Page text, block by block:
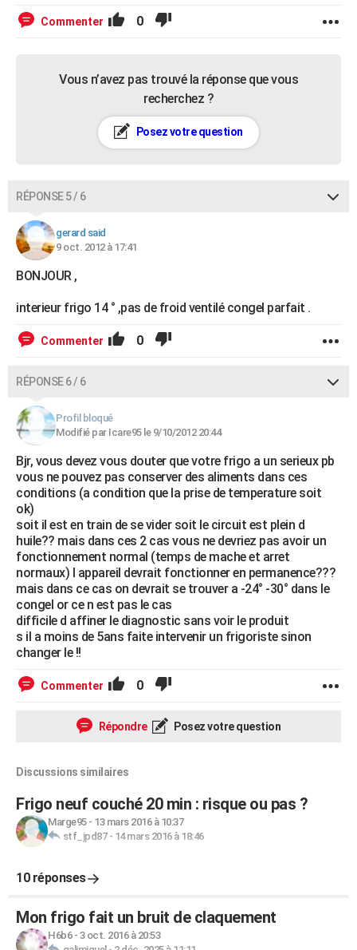
Commenter 0
Vous n’avez pas trouvé la réponse que vous
recherchez ?
Posez votre question
RÉPONSE 5 / 6
gerard said
9 oct. 2012 à 17:41
BONJOUR ,
interieur frigo 14 ° ,pas de froid ventilé congel parfait .
Commenter 0
RÉPONSE 6 / 6
Profil bloqué
Modifié par Icare95 le 9/10/2012 20:44
Bjr, vous devez vous douter que votre frigo a un serieux pb
vous ne pouvez pas conserver des aliments dans ces
conditions (a condition que la prise de temperature soit
ok)
soit il est en train de se vider soit le circuit est plein d
huile?? mais dans ces 2 cas vous ne devriez pas avoir un
fonctionnement normal (temps de mache et arret
normaux) l appareil devrait fonctionner en permanence???
mais dans ce cas on devrait se trouver a -24° -30° dans le
congel or ce n est pas le cas
difficile d affiner le diagnostic sans voir le produit
s il a moins de 5ans faite intervenir un frigoriste sinon
changer le !!
Commenter 0
Répondre Posez votre question
Discussions similaires
Frigo neuf couché 20 min : risque ou pas ?
Marge95- 13 mars 2016 à 10:37
stf_jpd87- 14 mars 2016 à 18:46
10 réponses
Mon frigo fait un bruit de claquement
H6b6- 3 oct. 2016 à 20:53